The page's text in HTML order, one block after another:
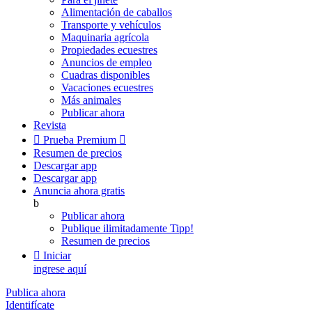
Alimentación de caballos
Transporte y vehículos
Maquinaria agrícola
Propiedades ecuestres
Anuncios de empleo
Cuadras disponibles
Vacaciones ecuestres
Más animales
Publicar ahora
Revista
 Prueba Premium 
Resumen de precios
Descargar app
Descargar app
Anuncia ahora gratis
b
Publicar ahora
Publique ilimitadamente Tipp!
Resumen de precios
 Iniciar
ingrese aquí
Publica ahora
Identifícate